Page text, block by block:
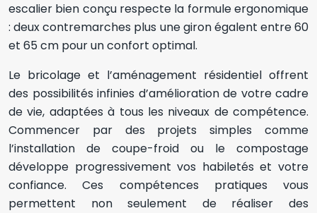
escalier bien conçu respecte la formule ergonomique
: deux contremarches plus une giron égalent entre 60
et 65 cm pour un confort optimal.
Le bricolage et l’aménagement résidentiel offrent
des possibilités infinies d’amélioration de votre cadre
de vie, adaptées à tous les niveaux de compétence.
Commencer par des projets simples comme
l’installation de coupe-froid ou le compostage
développe progressivement vos habiletés et votre
confiance. Ces compétences pratiques vous
permettent non seulement de réaliser des